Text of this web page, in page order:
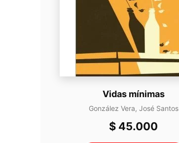
Vidas mínimas
González Vera, José Santos
$ 45.000